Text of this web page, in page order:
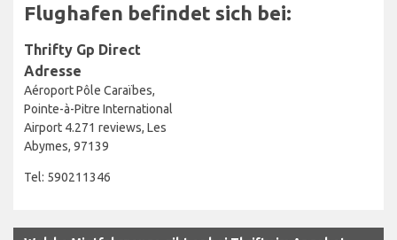
Flughafen befindet sich bei:
Thrifty Gp Direct
Adresse
Aéroport Pôle Caraïbes,
Pointe-à-Pitre International
Airport 4.271 reviews, Les
Abymes, 97139
Tel: 590211346